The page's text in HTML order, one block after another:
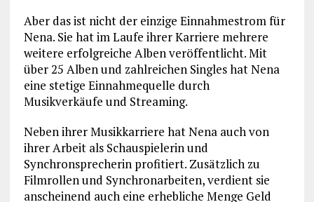
Aber das ist nicht der einzige Einnahmestrom für
Nena. Sie hat im Laufe ihrer Karriere mehrere
weitere erfolgreiche Alben veröffentlicht. Mit
über 25 Alben und zahlreichen Singles hat Nena
eine stetige Einnahmequelle durch
Musikverkäufe und Streaming.
Neben ihrer Musikkarriere hat Nena auch von
ihrer Arbeit als Schauspielerin und
Synchronsprecherin profitiert. Zusätzlich zu
Filmrollen und Synchronarbeiten, verdient sie
anscheinend auch eine erhebliche Menge Geld